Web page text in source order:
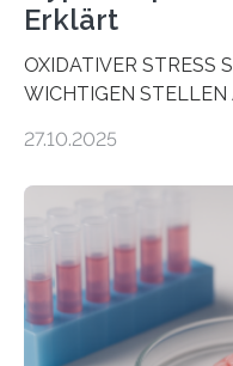
Erklärt
OXIDATIVER STRESS
WICHTIGEN STELLEN
aus dem Deutschen
im Journal Circulation,
der Hypertrophen
kann und wie sich
Herzbelastung und
Rhythmusstörungen
hypertrophe
27.10.2025